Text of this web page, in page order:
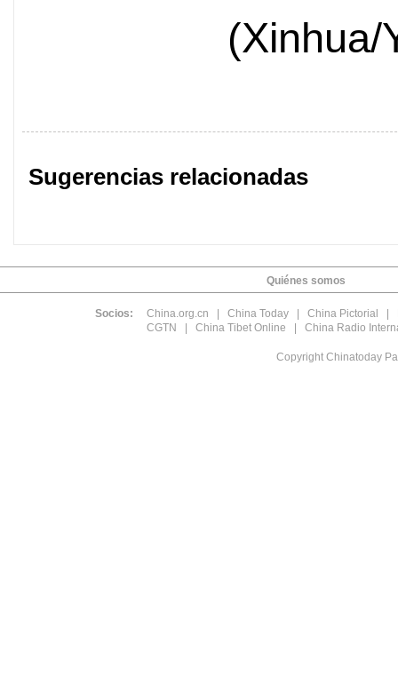
(Xinhua/
Sugerencias relacionadas
Quiénes somos
Socios: China.org.cn | China Today| China Pictorial |
CGTN | China Tibet Online | China Radio
Copyright Chinatoday